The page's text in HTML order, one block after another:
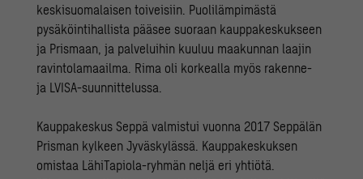
keskisuomalaisen toiveisiin. Puolilämpimästä
pysäköintihallista pääsee suoraan kauppakeskukseen
ja Prismaan, ja palveluihin kuuluu maakunnan laajin
ravintolamaailma. Rima oli korkealla myös rakenne-
ja LVISA-suunnittelussa.
Kauppakeskus Seppä valmistui vuonna 2017 Seppälän
Prisman kylkeen Jyväskylässä. Kauppakeskuksen
omistaa LähiTapiola-ryhmän neljä eri yhtiötä.